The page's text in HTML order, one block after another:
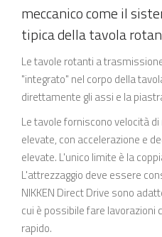
meccanico come il
tipica della tavola
Le tavole rotanti a
"integrato" nel corpo della
direttamente gli assi e la
Le tavole forniscono velocità
elevate, con accelerazione e
elevate. L'unico limite è la
L'attrezzaggio deve essere
NIKKEN Direct Drive sono
cui è possibile fare
rapido.